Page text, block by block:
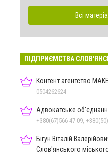
Всі
ПІДПРИЄМСТВА
Контент агентство
0504262624
Адвокатське
+380(67)566-47-09,
Бігун Віталій
Слов'янського